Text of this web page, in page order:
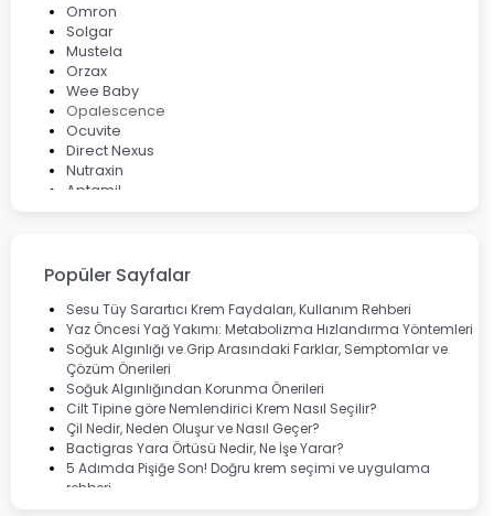
Omron
Solgar
Mustela
Orzax
Wee Baby
Opalescence
Ocuvite
Direct Nexus
Nutraxin
Aptamil
Lansinoh
Cebrolux
Dermoskin
Marvis
Rcfarma
Popüler Sayfalar
Sesu Tüy Sarartıcı Krem Faydaları, Kullanım Rehberi
Yaz Öncesi Yağ Yakımı: Metabolizma Hızlandırma Yöntemleri
Soğuk Algınlığı ve Grip Arasındaki Farklar, Semptomlar ve
Çözüm Önerileri
Soğuk Algınlığından Korunma Önerileri
Cilt Tipine göre Nemlendirici Krem Nasıl Seçilir?
Çil Nedir, Neden Oluşur ve Nasıl Geçer?
Bactigras Yara Örtüsü Nedir, Ne İşe Yarar?
5 Adımda Pişiğe Son! Doğru krem seçimi ve uygulama
rehberi